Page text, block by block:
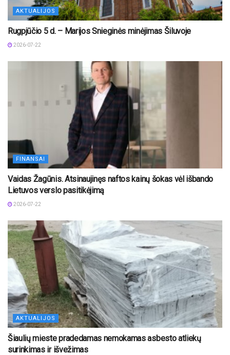
AKTUALIJOS
Rugpjūčio 5 d. – Marijos Snieginės minėjimas Šiluvoje
2026-07-22
FINANSAI
Vaidas Žagūnis. Atsinaujinęs naftos kainų šokas vėl išbando
Lietuvos verslo pasitikėjimą
2026-07-22
AKTUALIJOS
Šiaulių mieste pradedamas nemokamas asbesto atliekų
surinkimas ir išvežimas